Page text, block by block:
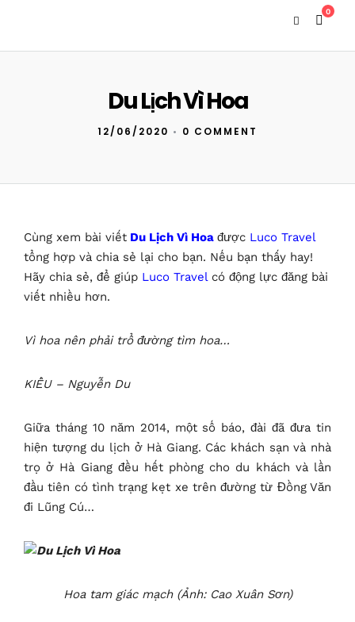
0
Du Lịch Vì Hoa
12/06/2020 • 0 COMMENT
Cùng xem bài viết Du Lịch Vì Hoa được Luco Travel
tổng hợp và chia sẻ lại cho bạn. Nếu bạn thấy hay!
Hãy chia sẻ, để giúp Luco Travelcó động lực đăng bài
viết nhiều hơn.
Vì hoa nên phải trổ đường tìm hoa…
KIỀU – Nguyễn Du
Giữa tháng 10 năm 2014, một số báo, đài đã đưa tin
hiện tượng du lịch ở Hà Giang. Các khách sạn và nhà
trọ ở Hà Giang đều hết phòng cho du khách và lần
đầu tiên có tình trạng kẹt xe trên đường từ Đồng Văn
đi Lũng Cú…
Hoa tam giác mạch (Ảnh: Cao Xuân Sơn)